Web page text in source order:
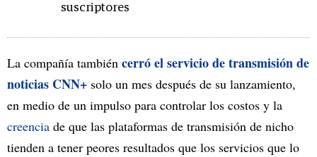
suscriptores
La compañía también cerró el servicio de transmisión de
noticias CNN+ solo un mes después de su lanzamiento,
en medio de un impulso para controlar los costos y la
creencia de que las plataformas de transmisión de nicho
tienden a tener peores resultados que los servicios que lo